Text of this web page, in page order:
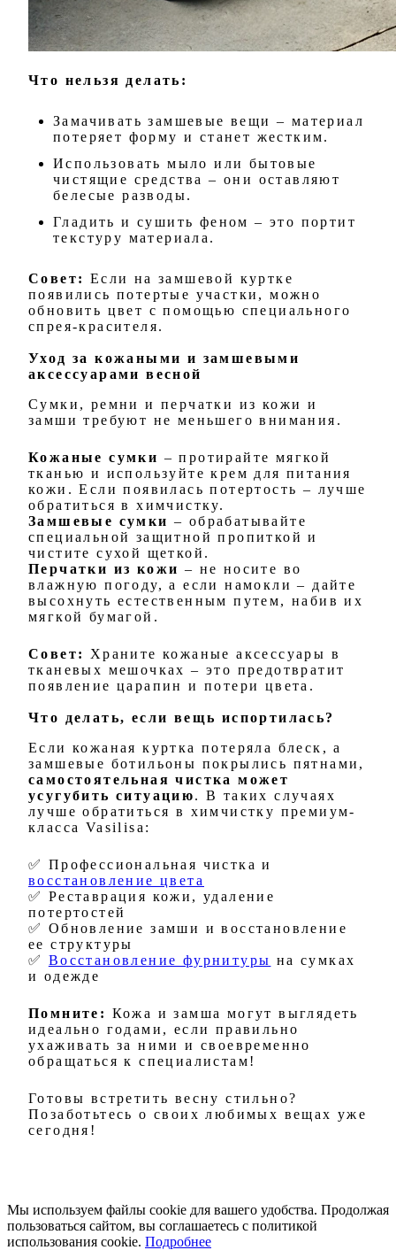
Что нельзя делать:
Замачивать замшевые вещи – материал
потеряет форму и станет жестким.
Использовать мыло или бытовые
чистящие средства – они оставляют
белесые разводы.
Гладить и сушить феном – это портит
текстуру материала.
Совет: Если на замшевой куртке
появились потертые участки, можно
обновить цвет с помощью специального
спрея-красителя.
Уход за кожаными и замшевыми
аксессуарами весной
Сумки, ремни и перчатки из кожи и
замши требуют не меньшего внимания.
Кожаные сумки – протирайте мягкой
тканью и используйте крем для питания
кожи. Если появилась потертость – лучше
обратиться в химчистку.
Замшевые сумки – обрабатывайте
специальной защитной пропиткой и
чистите сухой щеткой.
Перчатки из кожи – не носите во
влажную погоду, а если намокли – дайте
высохнуть естественным путем, набив их
мягкой бумагой.
Совет:
Храните кожаные аксессуары в
тканевых мешочках – это предотвратит
появление царапин и потери цвета.
Что делать, если вещь испортилась?
Если кожаная куртка потеряла блеск, а
замшевые ботильоны покрылись пятнами,
самостоятельная чистка может
усугубить ситуацию. В таких случаях
лучше обратиться в химчистку премиум-
класса Vasilisa:
✅ Профессиональная чистка и
восстановление цвета
✅ Реставрация кожи, удаление
потертостей
✅ Обновление замши и восстановление
ее структуры
✅ Восстановление фурнитуры на сумках
и одежде
Помните: Кожа и замша могут выглядеть
идеально годами, если правильно
ухаживать за ними и своевременно
обращаться к специалистам!
Готовы встретить весну стильно?
Позаботьтесь о своих любимых вещах уже
сегодня!
Мы используем файлы cookie для вашего удобства. Продолжая
пользоваться сайтом, вы соглашаетесь с политикой
использования cookie. Подробнее